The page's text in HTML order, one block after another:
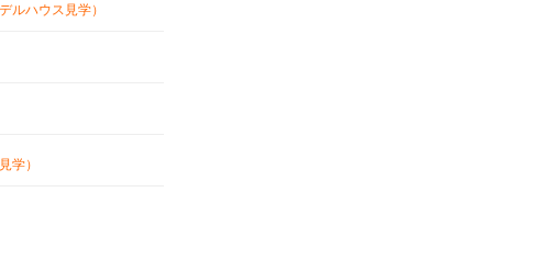
ルハウス見学）
学）